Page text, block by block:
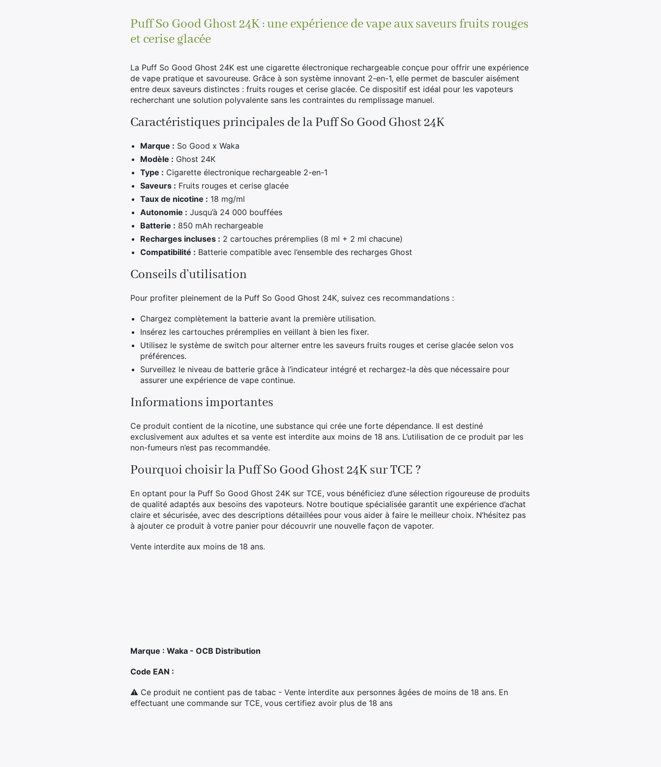
ce
produit
Puff So Good Ghost 24K : une expérience de vape aux saveurs fruits rouges
et cerise glacée
La Puff So Good Ghost 24K est une cigarette électronique rechargeable conçue pour offrir une expérience
de vape pratique et savoureuse. Grâce à son système innovant 2-en-1, elle permet de basculer aisément
entre deux saveurs distinctes : fruits rouges et cerise glacée. Ce dispositif est idéal pour les vapoteurs
recherchant une solution polyvalente sans les contraintes du remplissage manuel.
Caractéristiques principales de la Puff So Good Ghost 24K
Marque : So Good x Waka
Modèle : Ghost 24K
Type : Cigarette électronique rechargeable 2-en-1
Saveurs : Fruits rouges et cerise glacée
Taux de nicotine : 18 mg/ml
Autonomie : Jusqu’à 24 000 bouffées
Batterie : 850 mAh rechargeable
Recharges incluses : 2 cartouches préremplies (8 ml + 2 ml chacune)
Compatibilité : Batterie compatible avec l’ensemble des recharges Ghost
Conseils d’utilisation
Pour profiter pleinement de la Puff So Good Ghost 24K, suivez ces recommandations :
Chargez complètement la batterie avant la première utilisation.
Insérez les cartouches préremplies en veillant à bien les fixer.
Utilisez le système de switch pour alterner entre les saveurs fruits rouges et cerise glacée selon vos
préférences.
Surveillez le niveau de batterie grâce à l’indicateur intégré et rechargez-la dès que nécessaire pour
assurer une expérience de vape continue.
Informations importantes
Ce produit contient de la nicotine, une substance qui crée une forte dépendance. Il est destiné
exclusivement aux adultes et sa vente est interdite aux moins de 18 ans. L’utilisation de ce produit par les
non-fumeurs n’est pas recommandée.
Pourquoi choisir la Puff So Good Ghost 24K sur TCE ?
En optant pour la Puff So Good Ghost 24K sur TCE, vous bénéficiez d’une sélection rigoureuse de produits
de qualité adaptés aux besoins des vapoteurs. Notre boutique spécialisée garantit une expérience d’achat
claire et sécurisée, avec des descriptions détaillées pour vous aider à faire le meilleur choix. N’hésitez pas
à ajouter ce produit à votre panier pour découvrir une nouvelle façon de vapoter.
Vente interdite aux moins de 18 ans.
Marque : Waka - OCB Distribution
Code EAN :
⚠ Ce produit ne contient pas de tabac - Vente interdite aux personnes âgées de moins de 18 ans. En
effectuant une commande sur TCE, vous certifiez avoir plus de 18 ans